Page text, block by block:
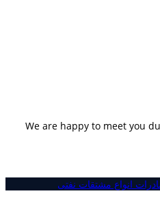
We are happy to meet you